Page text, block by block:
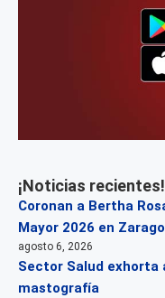
¡Noticias recientes!
Coronan a Bertha
Mayor 2026 en
agosto 6, 2026
Sector Salud exhorta
mastografía